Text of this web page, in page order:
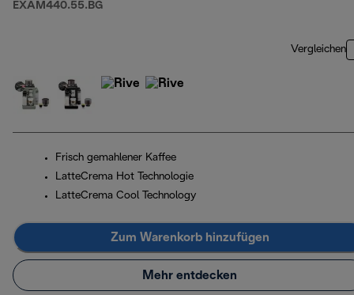
EXAM440.55.BG
Vergleichen
Frisch gemahlener Kaffee
LatteCrema Hot Technologie
LatteCrema Cool Technology
Zum Warenkorb hinzufügen
Mehr entdecken